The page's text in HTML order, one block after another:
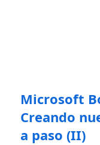
Microsoft
Creando
a paso (II)